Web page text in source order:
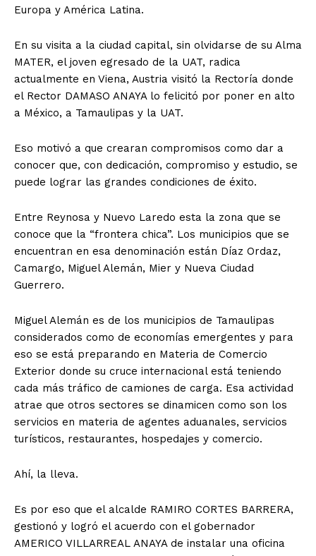
Europa y América Latina.
En su visita a la ciudad capital, sin olvidarse de su Alma
MATER, el joven egresado de la UAT, radica
actualmente en Viena, Austria visitó la Rectoría donde
el Rector DAMASO ANAYA lo felicitó por poner en alto
a México, a Tamaulipas y la UAT.
Eso motivó a que crearan compromisos como dar a
conocer que, con dedicación, compromiso y estudio, se
puede lograr las grandes condiciones de éxito.
Entre Reynosa y Nuevo Laredo esta la zona que se
conoce que la “frontera chica”. Los municipios que se
encuentran en esa denominación están Díaz Ordaz,
Camargo, Miguel Alemán, Mier y Nueva Ciudad
Guerrero.
Miguel Alemán es de los municipios de Tamaulipas
considerados como de economías emergentes y para
eso se está preparando en Materia de Comercio
Exterior donde su cruce internacional está teniendo
cada más tráfico de camiones de carga. Esa actividad
atrae que otros sectores se dinamicen como son los
servicios en materia de agentes aduanales, servicios
turísticos, restaurantes, hospedajes y comercio.
Ahí, la lleva.
Es por eso que el alcalde RAMIRO CORTES BARRERA,
gestionó y logró el acuerdo con el gobernador
AMERICO VILLARREAL ANAYA de instalar una oficina